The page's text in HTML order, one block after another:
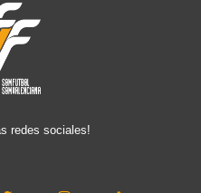
redes sociales!